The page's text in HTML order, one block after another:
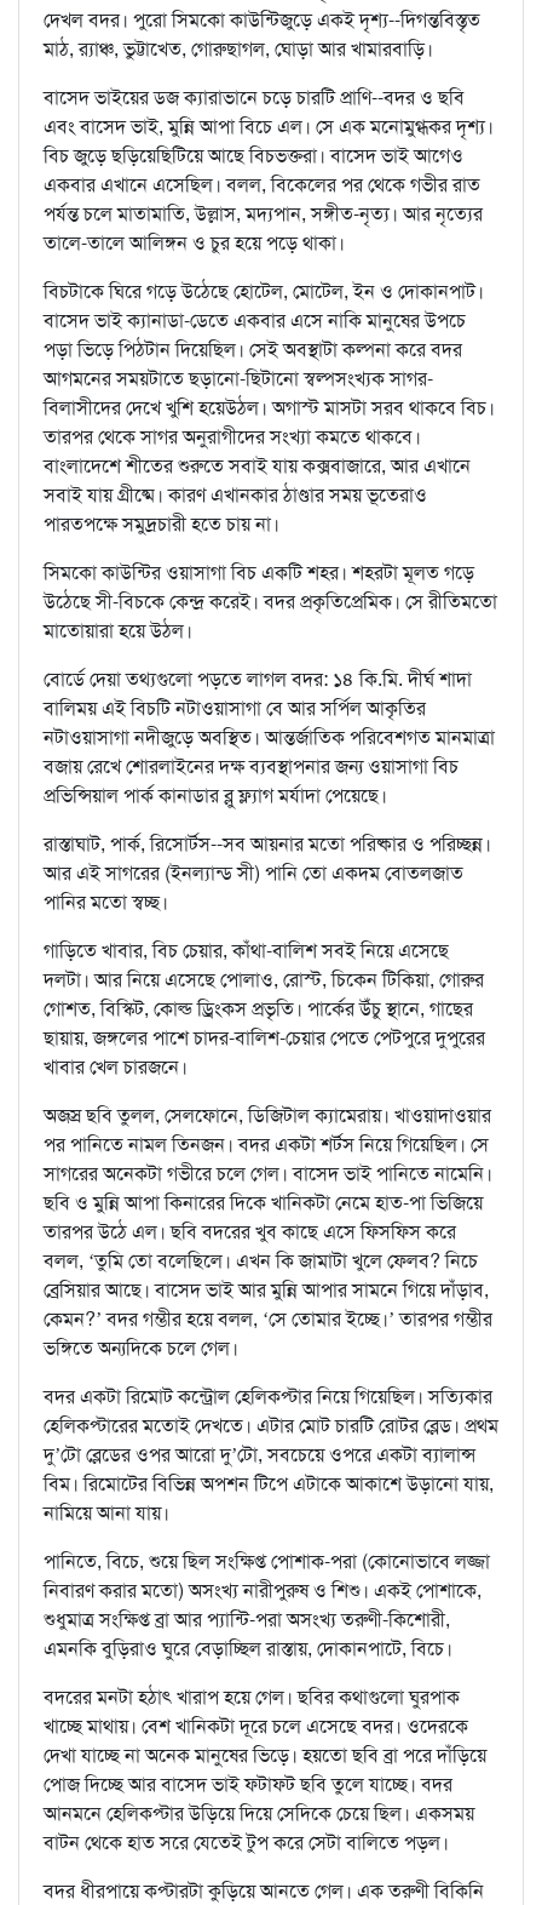
দেখল বদর। পুরো সিমকো কাউন্টিজুড়ে একই দৃশ্য--দিগন্তবিস্তৃত
মাঠ, র‌্যাঞ্চ, ভুট্টাখেত, গোরুছাগল, ঘোড়া আর খামারবাড়ি।
বাসেদ ভাইয়ের ডজ ক্যারাভানে চড়ে চারটি প্রাণি--বদর ও ছবি
এবং বাসেদ ভাই, মুন্নি আপা বিচে এল। সে এক মনোমুগ্ধকর দৃশ্য।
বিচ জুড়ে ছড়িয়েছিটিয়ে আছে বিচভক্তরা। বাসেদ ভাই আগেও
একবার এখানে এসেছিল। বলল, বিকেলের পর থেকে গভীর রাত
পর্যন্ত চলে মাতামাতি, উল্লাস, মদ্যপান, সঙ্গীত-নৃত্য। আর নৃত্যের
তালে-তালে আলিঙ্গন ও চুর হয়ে পড়ে থাকা।
বিচটাকে ঘিরে গড়ে উঠেছে হোটেল, মোটেল, ইন ও দোকানপাট।
বাসেদ ভাই ক্যানাডা-ডেতে একবার এসে নাকি মানুষের উপচে
পড়া ভিড়ে পিঠটান দিয়েছিল। সেই অবস্থাটা কল্পনা করে বদর
আগমনের সময়টাতে ছড়ানো-ছিটানো স্বল্পসংখ্যক সাগর-
বিলাসীদের দেখে খুশি হয়েউঠল। অগাস্ট মাসটা সরব থাকবে বিচ।
তারপর থেকে সাগর অনুরাগীদের সংখ্যা কমতে থাকবে।
বাংলাদেশে শীতের শুরুতে সবাই যায় কক্সবাজারে, আর এখানে
সবাই যায় গ্রীষ্মে। কারণ এখানকার ঠাণ্ডার সময় ভূতেরাও
পারতপক্ষে সমুদ্রচারী হতে চায় না।
সিমকো কাউন্টির ওয়াসাগা বিচ একটি শহর। শহরটা মূলত গড়ে
উঠেছে সী-বিচকে কেন্দ্র করেই। বদর প্রকৃতিপ্রেমিক। সে রীতিমতো
মাতোয়ারা হয়ে উঠল।
বোর্ডে দেয়া তথ্যগুলো পড়তে লাগল বদর: ১৪ কি.মি. দীর্ঘ শাদা
বালিময় এই বিচটি নটাওয়াসাগা বে আর সর্পিল আকৃতির
নটাওয়াসাগা নদীজুড়ে অবস্থিত। আন্তর্জাতিক পরিবেশগত মানমাত্রা
বজায় রেখে শোরলাইনের দক্ষ ব্যবস্থাপনার জন্য ওয়াসাগা বিচ
প্রভিন্সিয়াল পার্ক কানাডার ব্লু ফ্ল্যাগ মর্যাদা পেয়েছে।
রাস্তাঘাট, পার্ক, রিসোর্টস--সব আয়নার মতো পরিষ্কার ও পরিচ্ছন্ন।
আর এই সাগরের (ইনল্যান্ড সী) পানি তো একদম বোতলজাত
পানির মতো স্বচ্ছ।
গাড়িতে খাবার, বিচ চেয়ার, কাঁথা-বালিশ সবই নিয়ে এসেছে
দলটা। আর নিয়ে এসেছে পোলাও, রোস্ট, চিকেন টিকিয়া, গোরুর
গোশত, বিস্কিট, কোল্ড ড্রিংকস প্রভৃতি। পার্কের উঁচু স্থানে, গাছের
ছায়ায়, জঙ্গলের পাশে চাদর-বালিশ-চেয়ার পেতে পেটপুরে দুপুরের
খাবার খেল চারজনে।
অজস্র ছবি তুলল, সেলফোনে, ডিজিটাল ক্যামেরায়। খাওয়াদাওয়ার
পর পানিতে নামল তিনজন। বদর একটা শর্টস নিয়ে গিয়েছিল। সে
সাগরের অনেকটা গভীরে চলে গেল। বাসেদ ভাই পানিতে নামেনি।
ছবি ও মুন্নি আপা কিনারের দিকে খানিকটা নেমে হাত-পা ভিজিয়ে
তারপর উঠে এল। ছবি বদরের খুব কাছে এসে ফিসফিস করে
বলল, ‘তুমি তো বলেছিলে। এখন কি জামাটা খুলে ফেলব? নিচে
ব্রেসিয়ার আছে। বাসেদ ভাই আর মুন্নি আপার সামনে গিয়ে দাঁড়াব,
কেমন?’ বদর গম্ভীর হয়ে বলল, ‘সে তোমার ইচ্ছে।’ তারপর গম্ভীর
ভঙ্গিতে অন্যদিকে চলে গেল।
বদর একটা রিমোট কন্ট্রোল হেলিকপ্টার নিয়ে গিয়েছিল। সত্যিকার
হেলিকপ্টারের মতোই দেখতে। এটার মোট চারটি রোটর ব্লেড। প্রথম
দু’টো ব্লেডের ওপর আরো দু’টো, সবচেয়ে ওপরে একটা ব্যালান্স
বিম। রিমোটের বিভিন্ন অপশন টিপে এটাকে আকাশে উড়ানো যায়,
নামিয়ে আনা যায়।
পানিতে, বিচে, শুয়ে ছিল সংক্ষিপ্ত পোশাক-পরা (কোনোভাবে লজ্জা
নিবারণ করার মতো) অসংখ্য নারীপুরুষ ও শিশু। একই পোশাকে,
শুধুমাত্র সংক্ষিপ্ত ব্রা আর প্যান্টি-পরা অসংখ্য তরুণী-কিশোরী,
এমনকি বুড়িরাও ঘুরে বেড়াচ্ছিল রাস্তায়, দোকানপাটে, বিচে।
বদরের মনটা হঠাৎ খারাপ হয়ে গেল। ছবির কথাগুলো ঘুরপাক
খাচ্ছে মাথায়। বেশ খানিকটা দূরে চলে এসেছে বদর। ওদেরকে
দেখা যাচ্ছে না অনেক মানুষের ভিড়ে। হয়তো ছবি ব্রা পরে দাঁড়িয়ে
পোজ দিচ্ছে আর বাসেদ ভাই ফটাফট ছবি তুলে যাচ্ছে। বদর
আনমনে হেলিকপ্টার উড়িয়ে দিয়ে সেদিকে চেয়ে ছিল। একসময়
বাটন থেকে হাত সরে যেতেই টুপ করে সেটা বালিতে পড়ল।
বদর ধীরপায়ে কপ্টারটা কুড়িয়ে আনতে গেল। এক তরুণী বিকিনি